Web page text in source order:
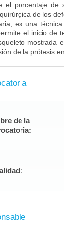
el porcentaje de
de los
es una
el inicio de
mostrada
de la prótesis
de la